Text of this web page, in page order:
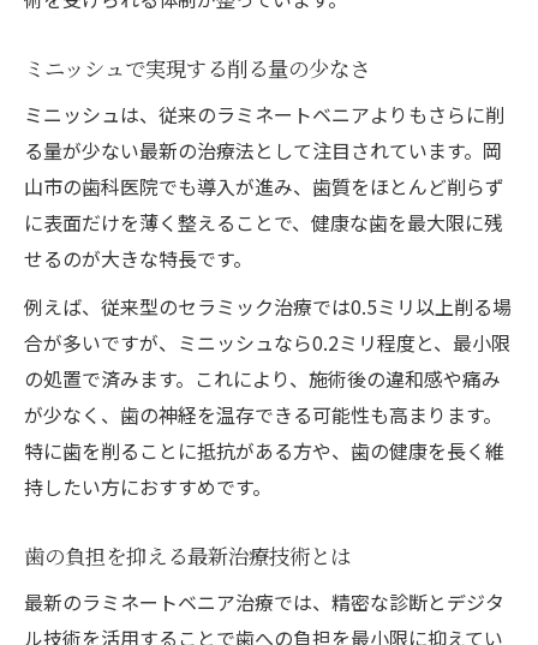
ミニッシュで実現する削る量の少なさ
ミニッシュは、従来のラミネートベニアよりもさらに削
る量が少ない最新の治療法として注目されています。岡
山市の歯科医院でも導入が進み、歯質をほとんど削らず
に表面だけを薄く整えることで、健康な歯を最大限に残
せるのが大きな特長です。
例えば、従来型のセラミック治療では0.5ミリ以上削る場
合が多いですが、ミニッシュなら0.2ミリ程度と、最小限
の処置で済みます。これにより、施術後の違和感や痛み
が少なく、歯の神経を温存できる可能性も高まります。
特に歯を削ることに抵抗がある方や、歯の健康を長く維
持したい方におすすめです。
歯の負担を抑える最新治療技術とは
最新のラミネートベニア治療では、精密な診断とデジタ
ル技術を活用することで歯への負担を最小限に抑えてい